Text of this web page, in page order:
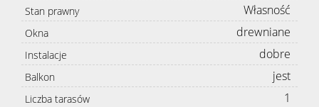
Stan prawny Własność
Okna drewniane
Instalacje dobre
Balkon jest
Liczba tarasów 1